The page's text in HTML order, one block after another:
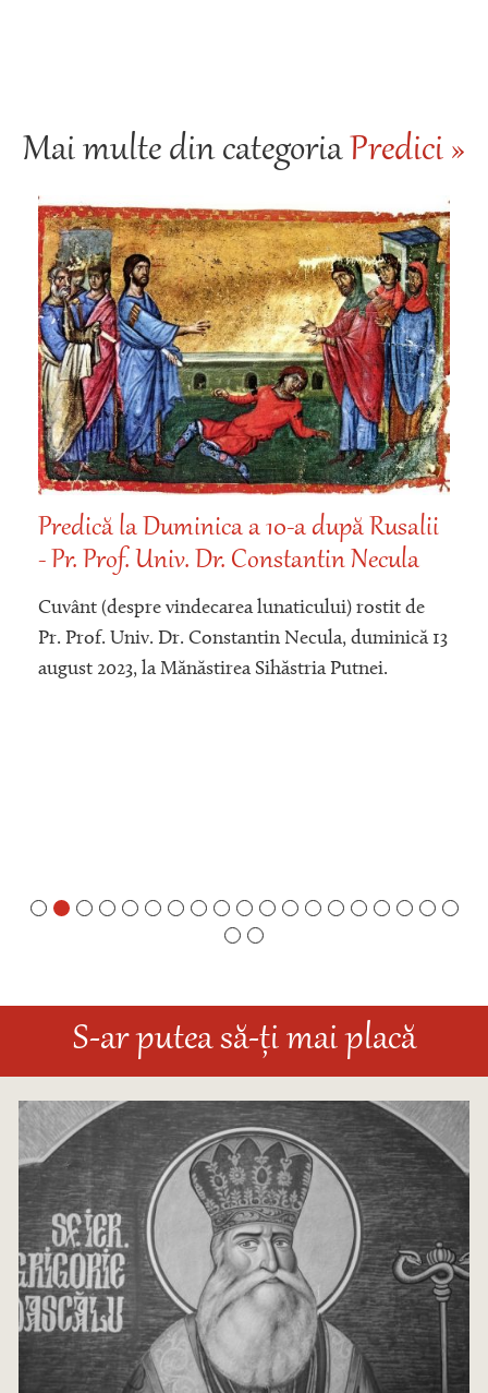
Mai multe din categoriaPredici »
Predică la Duminica a 10-a după Rusalii
- Pr. Prof. Univ. Dr. Constantin Necula
Cuvânt (despre vindecarea lunaticului) rostit de
Pr. Prof. Univ. Dr. Constantin Necula, duminică 13
august 2023, la Mănăstirea Sihăstria Putnei.
S-ar putea să-ți mai placă